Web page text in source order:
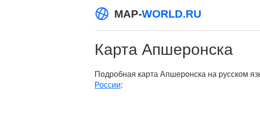
MAP-WORLD.RU
Карта Апшеронска
Подробная карта Апшеронска на русском
России: